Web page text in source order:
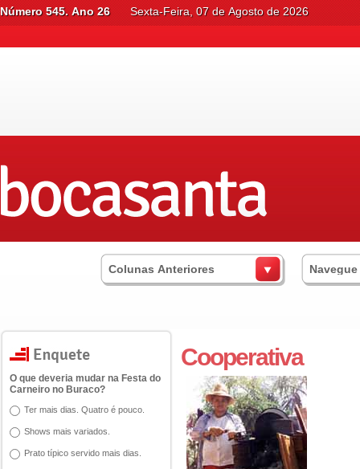
Número 545. Ano 26 Sexta-Feira, 07 de Agosto de 2026
Colunas Anteriores
O que deveria mudar na Festa do
Carneiro no Buraco?
Ter mais dias. Quatro é pouco.
Shows mais variados.
Prato típico servido mais dias.
Cooperativa